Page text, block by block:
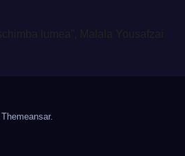
Themeansar.